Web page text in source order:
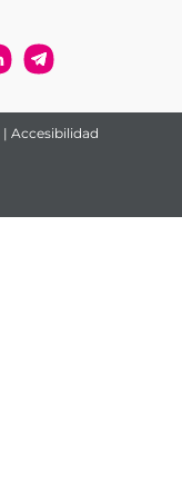
| Accesibilidad